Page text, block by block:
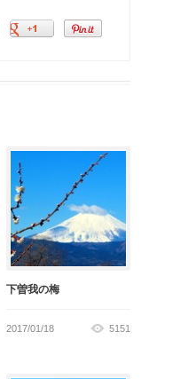
下曽我の梅
2017/01/18 5151